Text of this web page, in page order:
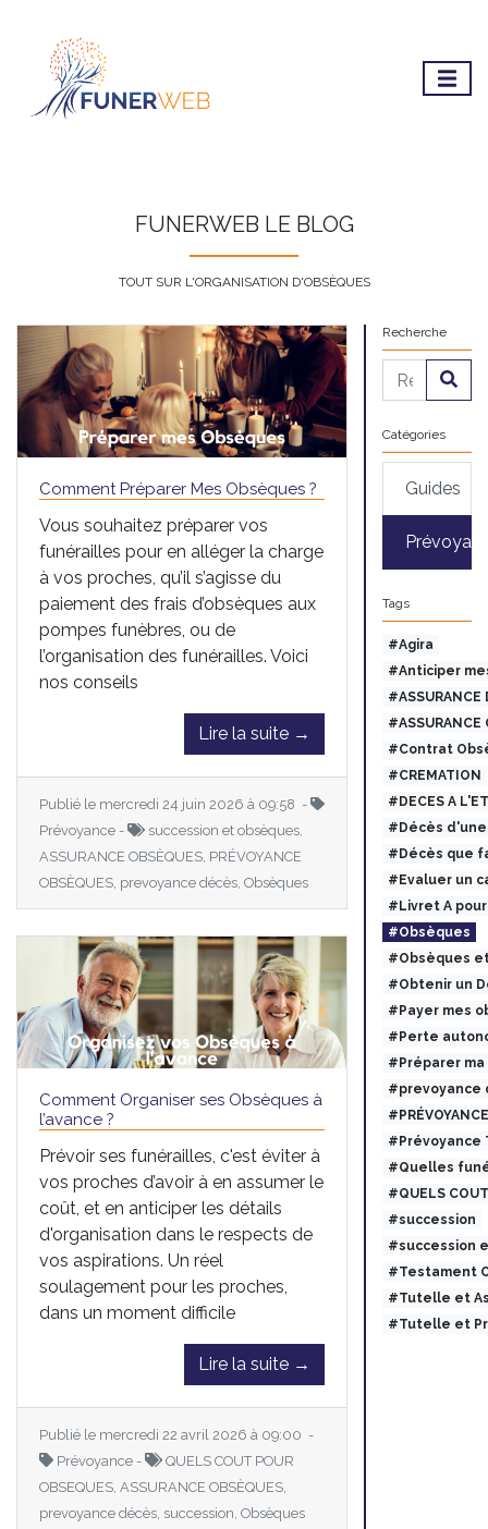
FUNERWEB LE BLOG
TOUT SUR L'ORGANISATION D'OBSÈQUES
Comment Préparer Mes Obsèques ?
Vous souhaitez préparer vos
funérailles pour en alléger la charge
à vos proches, qu’il s’agisse du
paiement des frais d’obsèques aux
pompes funèbres, ou de
l’organisation des funérailles. Voici
nos conseils
Lire la suite →
Publié le mercredi 24 juin 2026 à 09:58 -
Prévoyance -
succession et obsèques,
ASSURANCE OBSÈQUES, PRÉVOYANCE
OBSÈQUES, prevoyance décès, Obsèques
Comment Organiser ses Obsèques à
l’avance ?
Prévoir ses funérailles, c'est éviter à
vos proches d’avoir à en assumer le
coût, et en anticiper les détails
d'organisation dans le respects de
vos aspirations. Un réel
soulagement pour les proches,
dans un moment difficile
Lire la suite →
Publié le mercredi 22 avril 2026 à 09:00 -
Prévoyance -
QUELS COUT POUR
OBSEQUES, ASSURANCE OBSÈQUES,
prevoyance décès, succession, Obsèques
Recherche
Catégories
Guides
Tags
#Agira
#Anticiper
#ASSURANCE
#ASSURANCE
#Contrat
#CREMATION
#DECES A
#Décès
#Décès que
#Evaluer un
#Livret A
#Obsèques
#Obsèques
#Obtenir un
#Payer mes
#Perte
#Préparer ma
#prevoyance
#Prévoyance
#Quelles
#QUELS
#succession
#succession
#Testament
#Tutelle et
#Tutelle et